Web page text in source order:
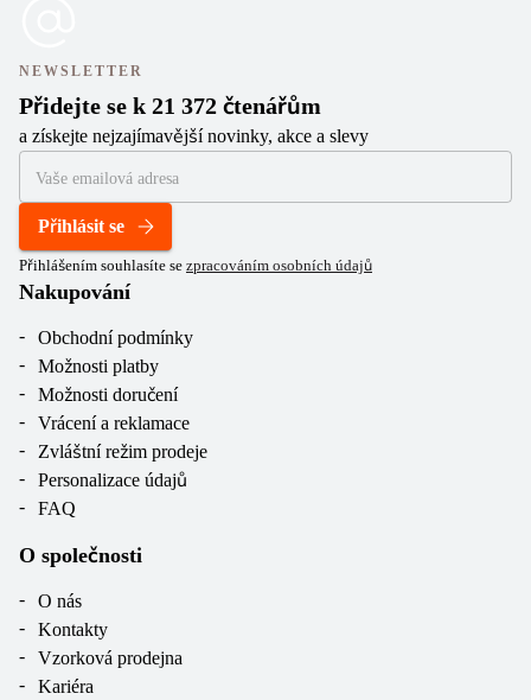
NEWSLETTER
Přidejte se k 21 372 čtenářům
a získejte nejzajímavější novinky, akce a slevy
Přihlásit se
Přihlášením souhlasíte se zpracováním osobních údajů
Nakupování
Obchodní podmínky
Možnosti platby
Možnosti doručení
Vrácení a reklamace
Zvláštní režim prodeje
Personalizace údajů
FAQ
O společnosti
O nás
Kontakty
Vzorková prodejna
Kariéra